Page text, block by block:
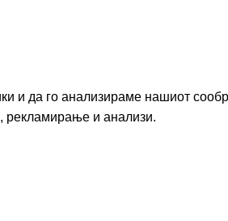
и да го анализираме нашиот
рекламирање и анализи.